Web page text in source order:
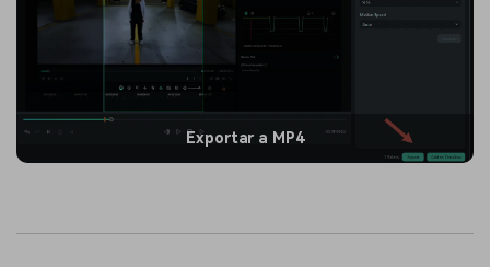
Exportar a MP4